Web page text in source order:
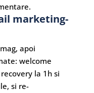
marketing-
apoi
welcome
la 1h si
si re-